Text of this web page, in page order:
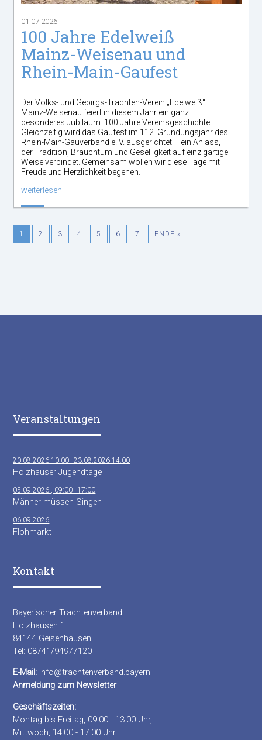
01.07.2026
100 Jahre Edelweiß
Mainz-Weisenau und
Rhein-Main-Gaufest
Der Volks- und Gebirgs-Trachten-Verein „Edelweiß“
Mainz-Weisenau feiert in diesem Jahr ein ganz
besonderes Jubiläum: 100 Jahre Vereinsgeschichte!
Gleichzeitig wird das Gaufest im 112. Gründungsjahr des
Rhein-Main-Gauverband e. V. ausgerichtet – ein Anlass,
der Tradition, Brauchtum und Geselligkeit auf einzigartige
Weise verbindet. Gemeinsam wollen wir diese Tage mit
Freude und Herzlichkeit begehen.
weiterlesen
1 2 3 4 5 6 7 ENDE »
Veranstaltungen
20.08.2026 10:00–23.08.2026 14:00
Holzhauser Jugendtage
05.09.2026 , 09:00–17:00
Männer müssen Singen
06.09.2026
Flohmarkt
Kontakt
Bayerischer Trachtenverband
Holzhausen 1
84144 Geisenhausen
Tel: 08741/94977120
E-Mail: info@trachtenverband.bayern
Anmeldung zum Newsletter
Geschäftszeiten:
Montag bis Freitag, 09:00 - 13:00 Uhr,
Mittwoch, 14:00 - 17:00 Uhr